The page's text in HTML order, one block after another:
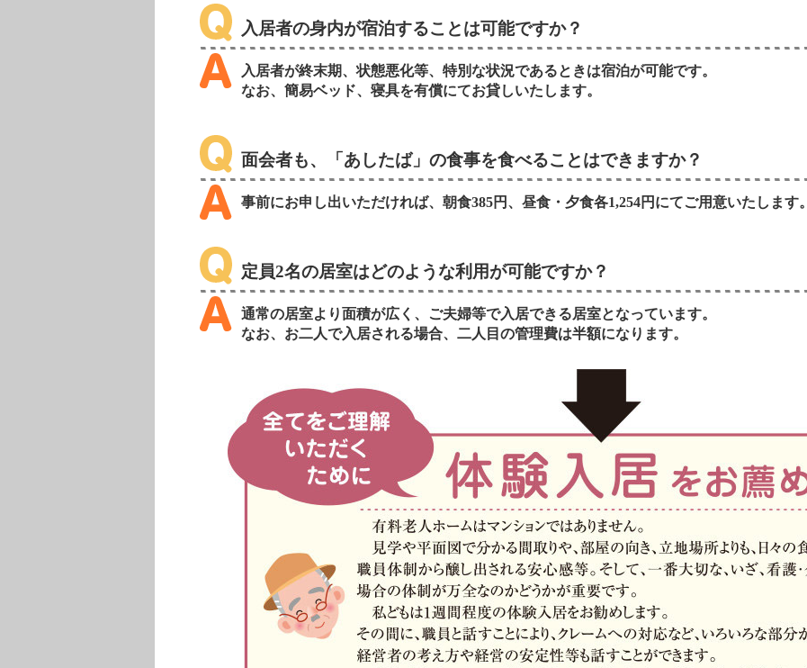
入居者の身内が宿泊することは可能ですか？
入居者が終末期、状態悪化等、特別な状況であるときは宿泊が可能です。
なお、簡易ベッド、寝具を有償にてお貸しいたします。
面会者も、「あしたば」の食事を食べることはできますか？
事前にお申し出いただければ、朝食385円、昼食・夕食各1,254円にてご用意いたします。
定員2名の居室はどのような利用が可能ですか？
通常の居室より面積が広く、ご夫婦等で入居できる居室となっています。
なお、お二人で入居される場合、二人目の管理費は半額になります。